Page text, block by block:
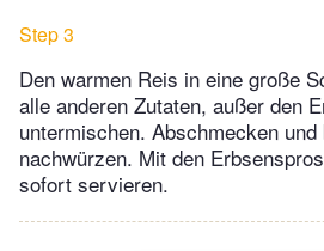
Step 3
Den warmen Reis in eine große
alle anderen Zutaten, außer den
untermischen. Abschmecken und
nachwürzen. Mit den
sofort servieren.